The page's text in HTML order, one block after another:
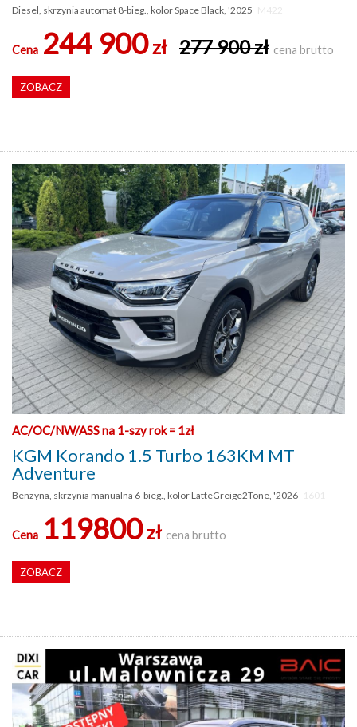
Diesel, skrzynia automat 8-bieg., kolor Space Black, '2025
Cena 244 900zł 277 900 zł cena brutto
ZOBACZ
AC/OC/NW/ASS na 1-szy rok = 1zł
KGM Korando 1.5 Turbo 163KM MT
Adventure
Benzyna, skrzynia manualna 6-bieg., kolor LatteGreige2Tone, '2026
Cena 119800zł cena brutto
ZOBACZ